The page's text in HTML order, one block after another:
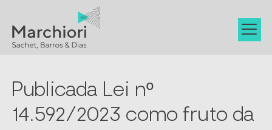
Publicada Lei nº
14.592/2023 como fruto da